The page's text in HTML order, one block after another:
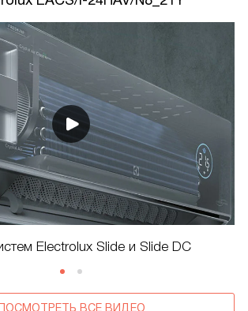
Electrolux Slide и Slide DC
ПОСМОТРЕТЬ ВСЕ ВИДЕО